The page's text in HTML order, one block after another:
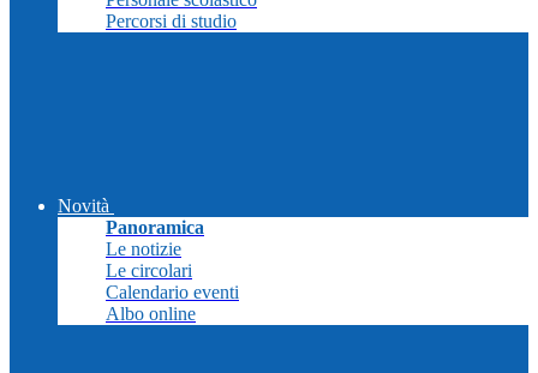
Percorsi di studio
Novità
Panoramica
Le notizie
Le circolari
Calendario eventi
Albo online